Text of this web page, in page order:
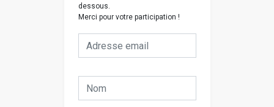
dessous.
Merci pour votre participation !